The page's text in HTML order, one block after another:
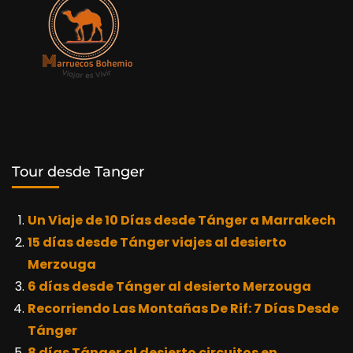
Tour desde Tanger
Un Viaje de 10 Días desde Tánger a Marrakech
15 días desde Tánger viajes al desierto
Merzouga
6 días desde Tánger al desierto Merzouga
Recorriendo Las Montañas De Rif: 7 Días Desde
Tánger